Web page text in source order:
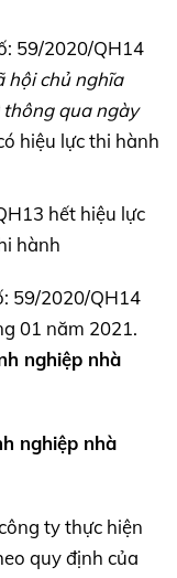
59/2020/QH14
hội chủ nghĩa
qua ngày
hiệu lực thi hành
hết hiệu lực
hành
59/2020/QH14
01 năm 2021.
nghiệp nhà
nghiệp nhà
ty thực hiện
quy định của